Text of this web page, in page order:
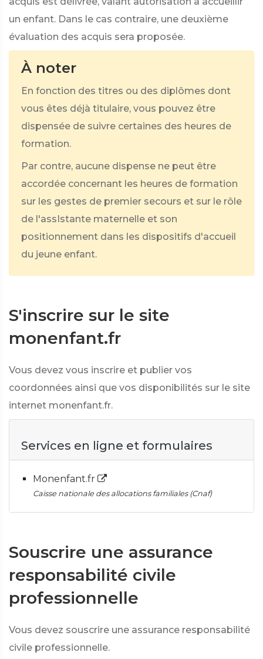
un enfant. Dans le cas contraire, une deuxième
évaluation des acquis sera proposée.
À noter
En fonction des titres ou des diplômes dont
vous êtes déjà titulaire, vous pouvez être
dispensée de suivre certaines des heures de
formation.
Par contre, aucune dispense ne peut être
accordée concernant les heures de formation
sur les gestes de premier secours et sur le rôle
de l'assIstante maternelle et son
positionnement dans les dispositifs d'accueil
du jeune enfant.
S'inscrire sur le site
monenfant.fr
Vous devez vous inscrire et publier vos
coordonnées ainsi que vos disponibilités sur le site
internet monenfant.fr.
Services en ligne et formulaires
Monenfant.fr
Caisse nationale des allocations familiales (Cnaf)
Souscrire une assurance
responsabilité civile
professionnelle
Vous devez souscrire une assurance responsabilité
civile professionnelle.